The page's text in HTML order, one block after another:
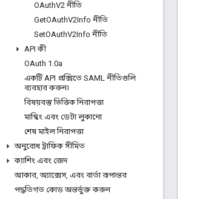
OAuthV2 নীতি
GetOAuthV2Info নীতি
SetOAuthV2Info নীতি
API কী
OAuth 1 .0a
একটি API প্রক্সিতে SAML নীতিগুলি
ব্যবহার করুন৷
বিষয়বস্তু ভিত্তিক নিরাপত্তা
মাস্কিং এবং ডেটা লুকানো
শেষ মাইল নিরাপত্তা
অনুরোধ ট্রাফিক সীমিত
ক্যাশিং এবং জেদ
আকার, অ্যাক্সেস, এবং বার্তা রূপান্তর
পদ্ধতিগত কোড অন্তর্ভুক্ত করুন